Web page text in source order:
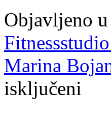
Objavljeno u
Marina
isključeni